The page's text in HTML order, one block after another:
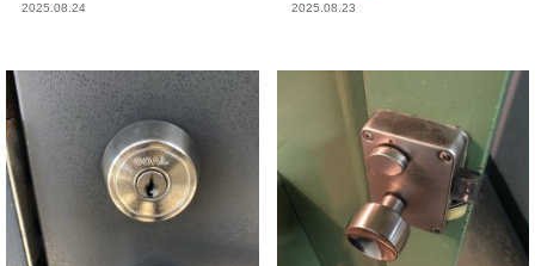
2025.08.24 2025.08.23